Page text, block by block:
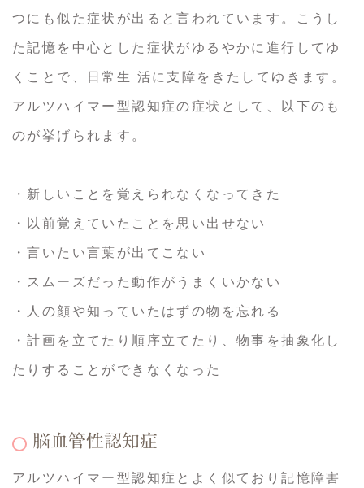
つにも似た症状が出ると言われています。こうし
た記憶を中心とした症状がゆるやかに進行してゆ
くことで、日常生 活に支障をきたしてゆきます。
アルツハイマー型認知症の症状として、以下のも
のが挙げられます。
・新しいことを覚えられなくなってきた
・以前覚えていたことを思い出せない
・言いたい言葉が出てこない
・スムーズだった動作がうまくいかない
・人の顔や知っていたはずの物を忘れる
・計画を立てたり順序立てたり、物事を抽象化し
たりすることができなくなった
脳血管性認知症
アルツハイマー型認知症とよく似ており記憶障害